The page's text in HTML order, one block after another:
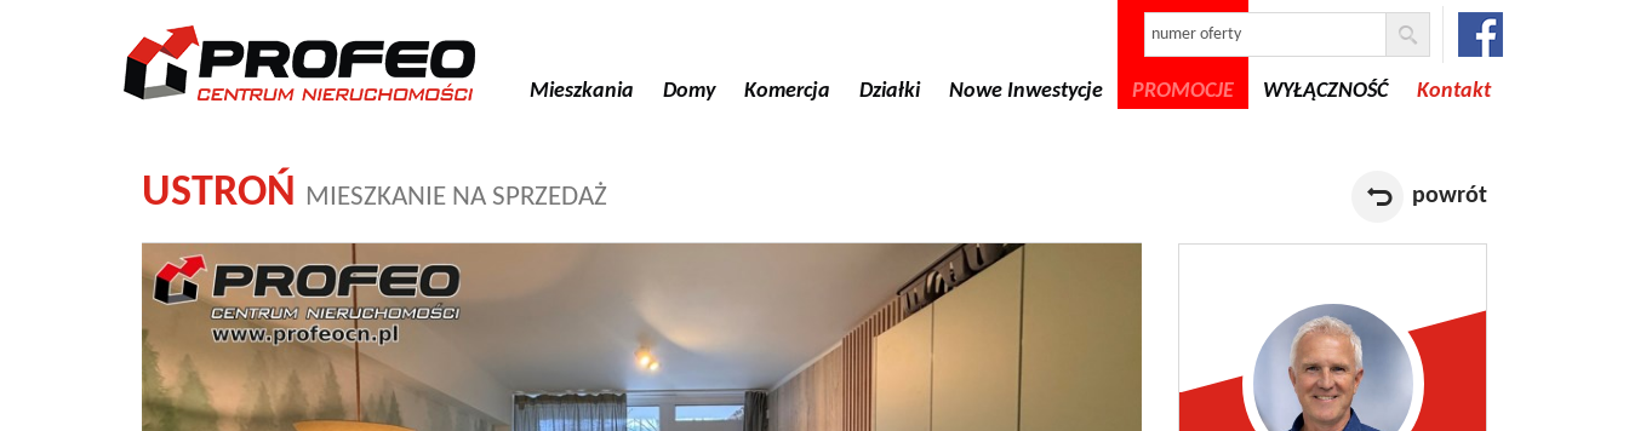
Mieszkania Domy Komercja Działki Nowe Inwestycje PROMOCJE WYŁĄCZNOŚĆ Kontakt
USTROŃ MIESZKANIE NA SPRZEDAŻ powrót
+
−